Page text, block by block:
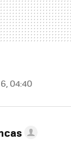
04:40